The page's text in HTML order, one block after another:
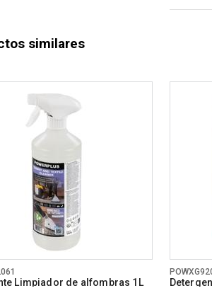
similares
Limpiador de alfombras 1L